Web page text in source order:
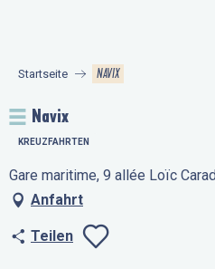
principal
Startseite NAVIX
Navix
KREUZFAHRTEN
Gare maritime, 9 allée Loïc
Anfahrt
Teilen